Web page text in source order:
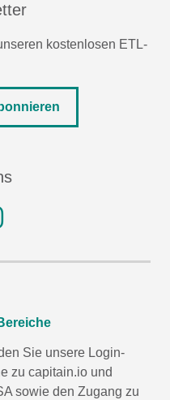
kostenlosen ETL-
Sie unsere Login-
zu capitain.io und
sowie den Zugang zu